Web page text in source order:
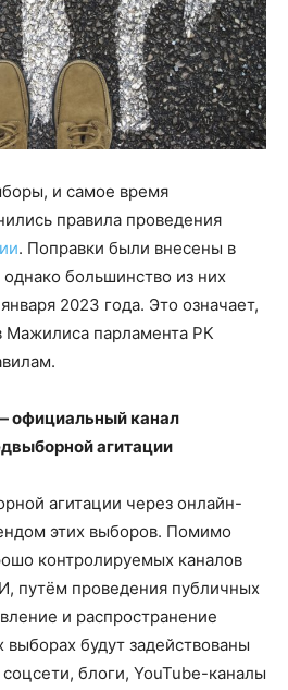
и самое время
правила проведения
. Поправки были внесены в
большинство из них
2023 года. Это означает,
Мажилиса парламента РК
канал
агитации
агитации через онлайн-
этих выборов. Помимо
контролируемых каналов
путём проведения публичных
и распространение
будут задействованы
блоги, YouTube-каналы